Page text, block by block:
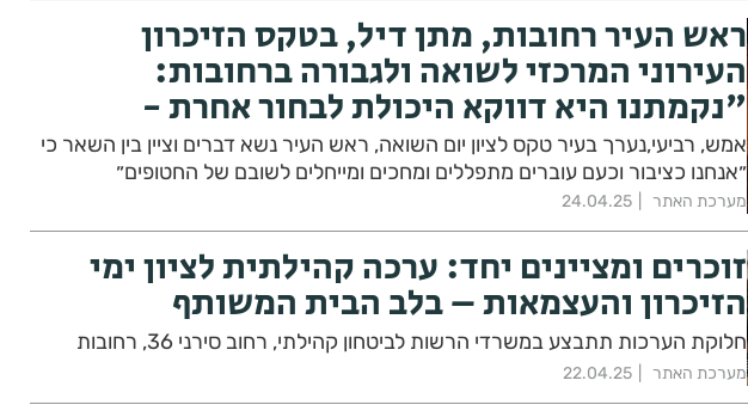
ראש העיר רחובות, מתן דיל, בטקס הזיכרון
העירוני המרכזי לשואה ולגבורה ברחובות:
"נקמתנו היא דווקא היכולת לבחור אחרת -
אמש, רביעי,נערך בעיר טקס לציון יום השואה, ראש העיר נשא דברים וציין בין השאר כי
״אנחנו כציבור וכעם עוברים מתפללים ומחכים ומייחלים לשובם של החטופים״
מערכת האתר 24.04.25
זוכרים ומציינים יחד: ערכה קהילתית לציון ימי
הזיכרון והעצמאות – בלב הבית המשותף
חלוקת הערכות תתבצע במשרדי הרשות לביטחון קהילתי, רחוב סירני 36, רחובות
מערכת האתר 22.04.25